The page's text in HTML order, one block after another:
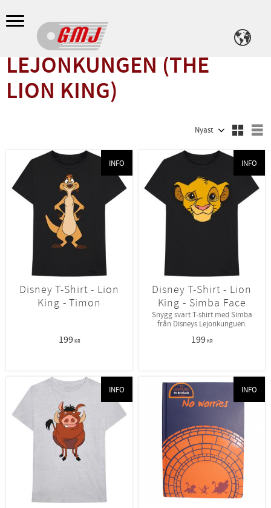
Meny
LEJONKUNGEN (THE
LION KING)
Disney T-Shirt - Lion
King - Timon
199KR
INFO
Disney T-Shirt - Lion
King - Simba Face
Snygg svart T-shirt med Simba
från Disneys Lejonkunguen.
199KR
INFO
INFO INFO